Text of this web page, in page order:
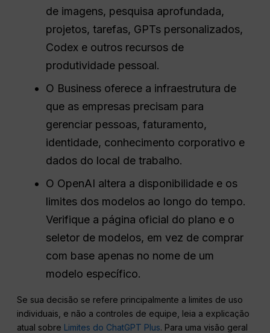
de imagens, pesquisa aprofundada,
projetos, tarefas, GPTs personalizados,
Codex e outros recursos de
produtividade pessoal.
O Business oferece a infraestrutura de
que as empresas precisam para
gerenciar pessoas, faturamento,
identidade, conhecimento corporativo e
dados do local de trabalho.
O OpenAI altera a disponibilidade e os
limites dos modelos ao longo do tempo.
Verifique a página oficial do plano e o
seletor de modelos, em vez de comprar
com base apenas no nome de um
modelo específico.
Se sua decisão se refere principalmente a limites de uso
individuais, e não a controles de equipe, leia a explicação
atual sobre Limites do ChatGPT Plus. Para uma visão geral